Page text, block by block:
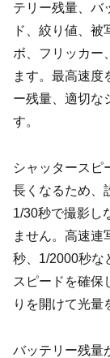
テリー残量、バ
ド、絞り値、
ボ、フリッカー
ます。最高速度
ー残量、適切な
す。
シャッタースピ
長くなるため、
1/30秒で撮影し
ません。高速連
秒、1/2000秒な
スピードを確保
りを開けて光量
バッテリー残量